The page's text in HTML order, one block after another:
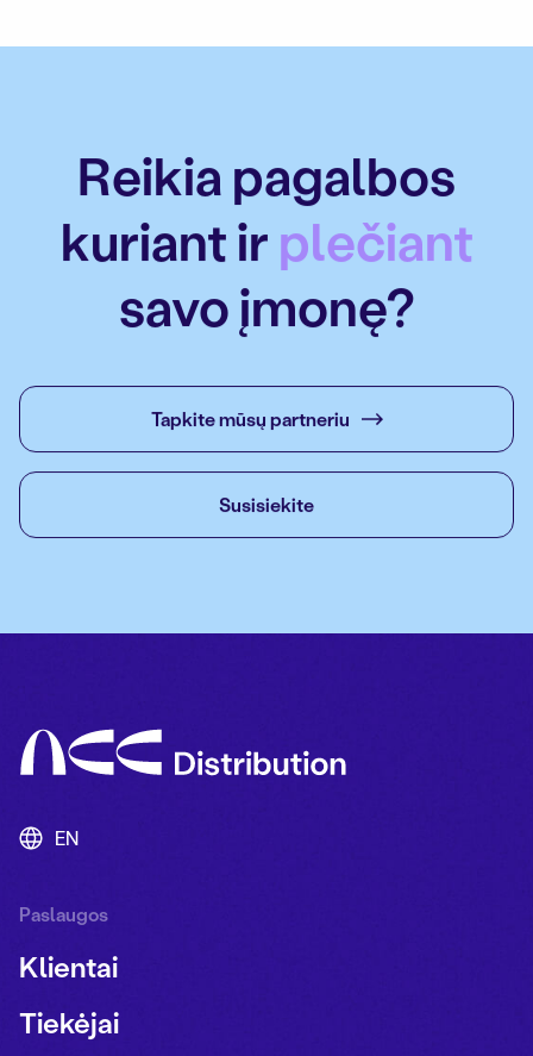
Reikia pagalbos
kuriant irplečiant
savo įmonę?
Tapkite mūsų partneriu
Susisiekite
EN
Paslaugos
Klientai
Tiekėjai